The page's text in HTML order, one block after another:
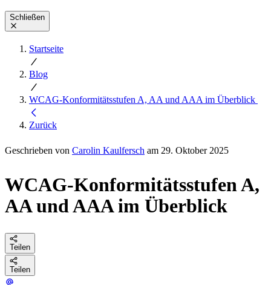
Schließen
Startseite
Blog
WCAG-Konformitätsstufen A, AA und AAA im Überblick
Zurück
Geschrieben von Carolin Kaulfersch am 29. Oktober 2025
WCAG-Konformitätsstufen A,
AA und AAA im Überblick
Teilen
Teilen